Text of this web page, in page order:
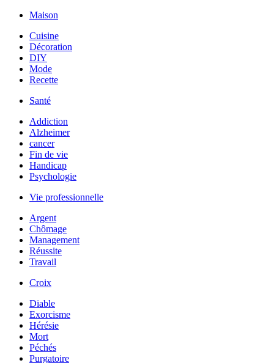
Maison
Cuisine
Décoration
DIY
Mode
Recette
Santé
Addiction
Alzheimer
cancer
Fin de vie
Handicap
Psychologie
Vie professionnelle
Argent
Chômage
Management
Réussite
Travail
Croix
Diable
Exorcisme
Hérésie
Mort
Péchés
Purgatoire